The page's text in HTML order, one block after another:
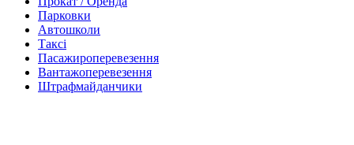
Парковки
Автошколи
Таксі
Пасажироперевезення
Вантажоперевезення
Штрафмайданчики